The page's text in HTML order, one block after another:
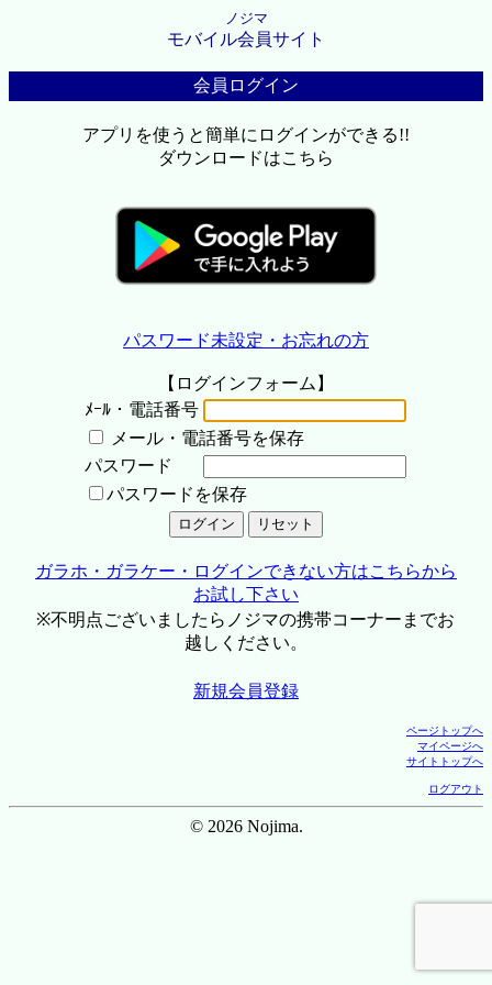
ノジマ
モバイル会員サイト
会員ログイン
アプリを使うと簡単にログインができる!!
ダウンロードはこちら
パスワード未設定・お忘れの方
【ログインフォーム】
ﾒｰﾙ・電話番号
メール・電話番号を保存
パスワード
パスワードを保存
ガラホ・ガラケー・ログインできない方はこちらから
お試し下さい
※不明点ございましたらノジマの携帯コーナーまでお
越しください。
新規会員登録
ページトップへ
マイページへ
サイトトップへ
ログアウト
© 2026 Nojima.